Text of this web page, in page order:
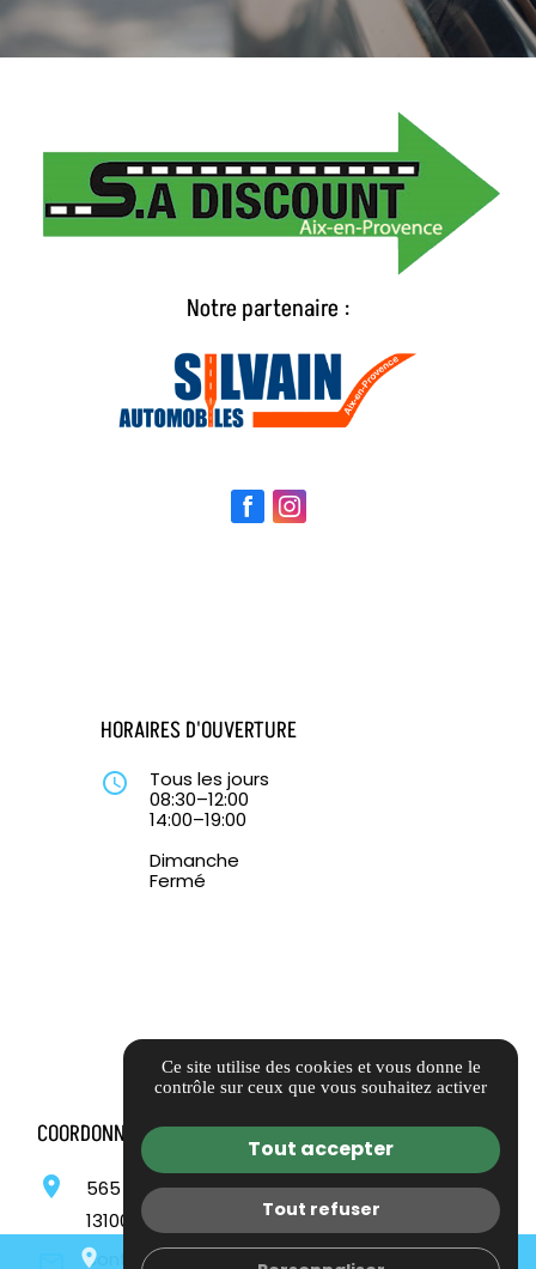
place
Notre partenaire :
HORAIRES D'OUVERTURE
query_builder
Tous les jours
08:30–12:00
14:00–19:00
Dimanche
Fermé
COORDONNÉES
location_on
565 ROUTE DEPARTEMENTALE 13,
13100 AIX EN PROVENCE
contact@sadiscount.fr
Ce site utilise des cookies et vous donne le
contrôle sur ceux que vous souhaitez activer
Tout accepter
Tout refuser